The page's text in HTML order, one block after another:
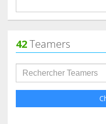
42Teamers